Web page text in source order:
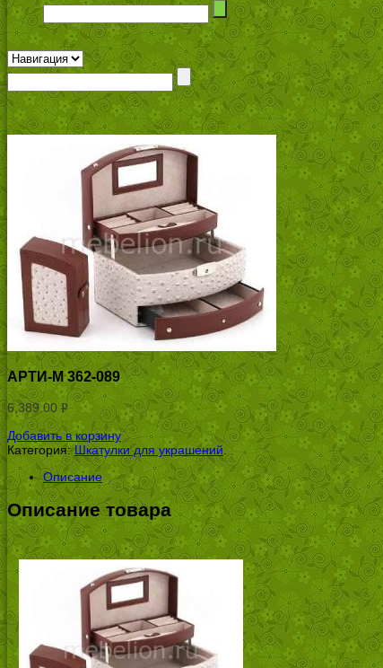
АРТИ-М 362-089
6,389.00 Р
УБ.
Добавить в корзину
Категория:Шкатулки для украшений
Описание
Описание товара